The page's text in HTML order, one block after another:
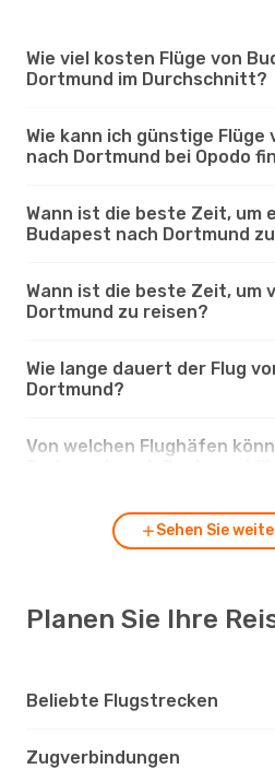
Wie viel kosten Flüge von
Dortmund im Durchschnitt?
Wie kann ich günstige Flüge
nach Dortmund bei Opodo
Wann ist die beste Zeit, um
Budapest nach Dortmund
Wann ist die beste Zeit, um
Dortmund zu reisen?
Wie lange dauert der Flug
Dortmund?
Von welchen Flughäfen
Sehen Sie
Planen Sie Ihre
Beliebte Flugstrecken
Zugverbindungen